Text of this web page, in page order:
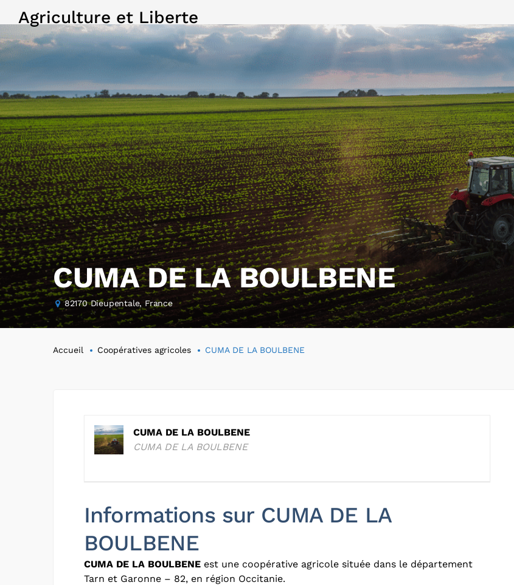
Agriculture et Liberte
CUMA DE LA BOULBENE
82170 Dieupentale, France
Accueil Coopératives agricoles CUMA DE LA BOULBENE
CUMA DE LA BOULBENE
CUMA DE LA BOULBENE
Informations sur CUMA DE LA
BOULBENE
CUMA DE LA BOULBENE est une coopérative agricole située dans le département
Tarn et Garonne – 82, en région Occitanie.